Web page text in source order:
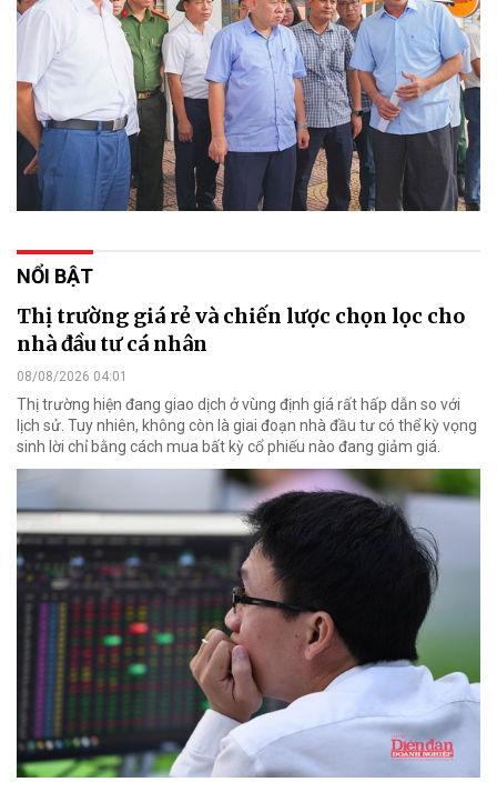
NỔI BẬT
Thị trường giá rẻ và chiến lược chọn lọc cho
nhà đầu tư cá nhân
08/08/2026 04:01
Thị trường hiện đang giao dịch ở vùng định giá rất hấp dẫn so với
lịch sử. Tuy nhiên, không còn là giai đoạn nhà đầu tư có thể kỳ vọng
sinh lời chỉ bằng cách mua bất kỳ cổ phiếu nào đang giảm giá.